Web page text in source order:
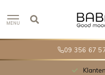
09 356 67
MENU